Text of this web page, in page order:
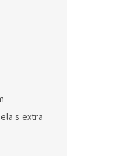
s extra